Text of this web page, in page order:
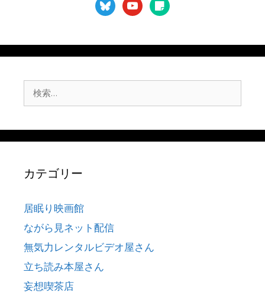
blueskyyoutubesticky-
note
索:
カテゴリー
居眠り映画館
ながら見ネット配信
無気力レンタルビデオ屋さん
立ち読み本屋さん
妄想喫茶店